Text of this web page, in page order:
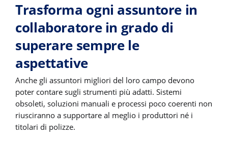
Trasforma ogni assuntore in
collaboratore in grado di
superare sempre le
aspettative
Anche gli assuntori migliori del loro campo devono
poter contare sugli strumenti più adatti. Sistemi
obsoleti, soluzioni manuali e processi poco coerenti non
riusciranno a supportare al meglio i produttori né i
titolari di polizze.